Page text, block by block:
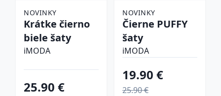
NOVINKY
Krátke čierno
biele šaty
iMODA
25.90 €
NOVINKY
Čierne PUFFY
šaty
iMODA
19.90 €
25.90 €